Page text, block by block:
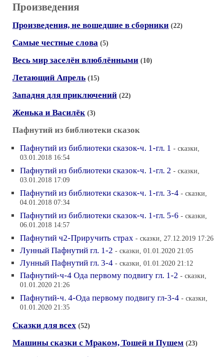
Произведения
Произведения, не вошедшие в сборники (22)
Самые честные слова (5)
Весь мир заселён влюблёнными (10)
Летающий Апрель (15)
Западня для приключений (22)
Женька и Василёк (3)
Пафнутий из библиотеки сказок
Пафнутий из библиотеки сказок-ч. 1-гл. 1 - сказки,
03.01.2018 16:54
Пафнутий из библиотеки сказок-ч. 1-гл. 2 - сказки,
03.01.2018 17:09
Пафнутий из библиотеки сказок-ч. 1-гл. 3-4 - сказки,
04.01.2018 07:34
Пафнутий из библиотеки сказок-ч. 1-гл. 5-6 - сказки,
06.01.2018 14:57
Пафнутий ч2-Приручить страх - сказки, 27.12.2019 17:26
Лунный Пафнутий гл. 1-2 - сказки, 01.01.2020 21:05
Лунный Пафнутий гл. 3-4 - сказки, 01.01.2020 21:12
Пафнутий-ч-4 Ода первому подвигу гл. 1-2 - сказки,
01.01.2020 21:26
Пафнутий-ч. 4-Ода первому подвигу гл-3-4 - сказки,
01.01.2020 21:35
Сказки для всех (52)
Машины сказки с Мраком, Тошей и Пушем (23)